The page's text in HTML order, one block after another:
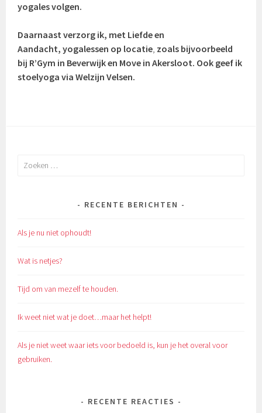
yogales volgen.
Daarnaast verzorg ik, met Liefde en
Aandacht, yogalessen op locatie, zoals bijvoorbeeld
bij R’Gym in Beverwijk en Move in Akersloot. Ook geef ik
stoelyoga via Welzijn Velsen.
Zoeken
RECENTE BERICHTEN
Als je nu niet ophoudt!
Wat is netjes?
Tijd om van mezelf te houden.
Ik weet niet wat je doet…maar het helpt!
Als je niet weet waar iets voor bedoeld is, kun je het overal voor
gebruiken.
RECENTE REACTIES